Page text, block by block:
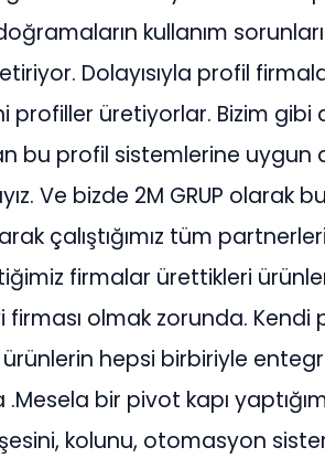
kullanım
Dolayısıyla profil
profiller üretiyorlar. Bizim gibi
bu profil sistemlerine uygun
Ve bizde 2M GRUP olarak
çalıştığımız tüm
firmalar ürettikleri
firması olmak zorunda.
ürünlerin hepsi birbiriyle
bir pivot kapı
kolunu, otomasyon